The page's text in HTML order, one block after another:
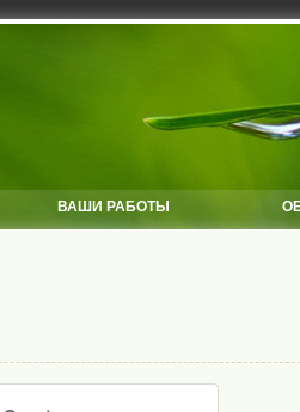
ВАШИ РАБОТЫ